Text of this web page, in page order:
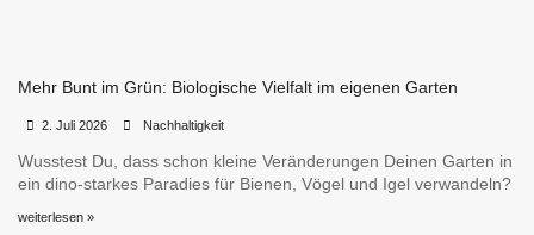
Mehr Bunt im Grün: Biologische Vielfalt im eigenen Garten
2. Juli 2026 Nachhaltigkeit
Wusstest Du, dass schon kleine Veränderungen Deinen Garten in
ein dino-starkes Paradies für Bienen, Vögel und Igel verwandeln?
weiterlesen »